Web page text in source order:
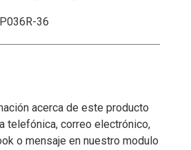
36
acerca de este producto
telefónica, correo electrónico,
o mensaje en nuestro modulo